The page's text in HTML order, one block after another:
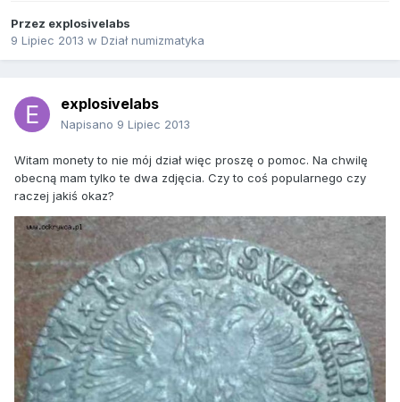
Przez explosivelabs
9 Lipiec 2013 w Dział numizmatyka
explosivelabs
Napisano 9 Lipiec 2013
Witam monety to nie mój dział więc proszę o pomoc. Na chwilę
obecną mam tylko te dwa zdjęcia. Czy to coś popularnego czy
raczej jakiś okaz?